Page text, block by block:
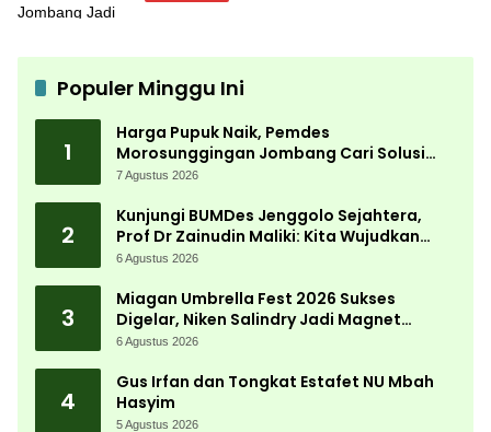
Populer Minggu Ini
1
Harga Pupuk Naik, Pemdes
Morosunggingan Jombang Cari Solusi
Lewat Kajian Akademik
7 Agustus 2026
2
Kunjungi BUMDes Jenggolo Sejahtera,
Prof Dr Zainudin Maliki: Kita Wujudkan
Kemandirian Ekonomi dengan Potensi
6 Agustus 2026
3
Miagan Umbrella Fest 2026 Sukses
Digelar, Niken Salindry Jadi Magnet
Ribuan Pengunjung
6 Agustus 2026
4
Gus Irfan dan Tongkat Estafet NU Mbah
Hasyim
5 Agustus 2026